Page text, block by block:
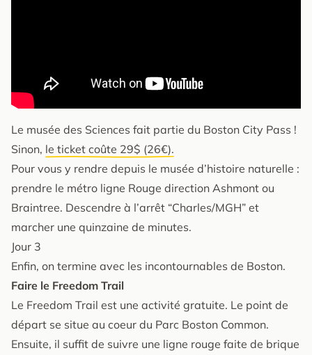
Le musée des Sciences fait partie du Boston City Pass !
Sinon, le ticket coûte 29$ (26€).
Pour vous y rendre depuis le musée d’histoire naturelle :
prendre le métro ligne Rouge direction Ashmont ou
Braintree. Descendre à l’arrêt “Charles/MGH” et
marcher une quinzaine de minutes.
Jour 3
Enfin, on termine avec les incontournables de Boston.
Faire le Freedom Trail
Le Freedom Trail est une activité gratuite. Le point de
départ se situe au coeur du Parc Boston Common.
Ensuite, il suffit de suivre une ligne rouge faite de brique